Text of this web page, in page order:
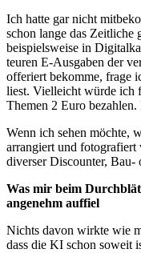
Ich hatte gar nicht
schon lange das Zeitliche
beispielsweise in
teuren E-Ausgaben der
offeriert bekomme, frage
liest. Vielleicht würde ich
Themen 2 Euro
Wenn ich sehen möchte,
arrangiert und fotografiert
diverser Discounter,
Was mir beim
angenehm auffiel
Nichts davon wirkte wie
dass die KI schon soweit